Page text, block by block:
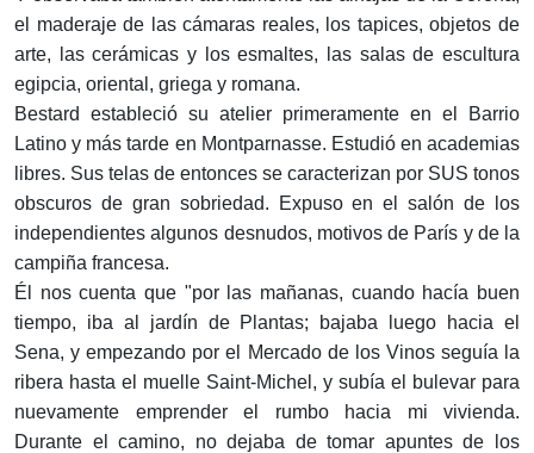
el maderaje de las cámaras reales, los tapices, objetos de
arte, las cerámicas y los esmaltes, las salas de escultura
egipcia, oriental, griega y romana.
Bestard estableció su atelier primeramente en el Barrio
Latino y más tarde en Montparnasse. Estudió en academias
libres. Sus telas de entonces se caracterizan por SUS tonos
obscuros de gran sobriedad. Expuso en el salón de los
independientes algunos desnudos, motivos de París y de la
campiña francesa.
Él nos cuenta que "por las mañanas, cuando hacía buen
tiempo, iba al jardín de Plantas; bajaba luego hacia el
Sena, y empezando por el Mercado de los Vinos seguía la
ribera hasta el muelle Saint-Michel, y subía el bulevar para
nuevamente emprender el rumbo hacia mi vivienda.
Durante el camino, no dejaba de tomar apuntes de los